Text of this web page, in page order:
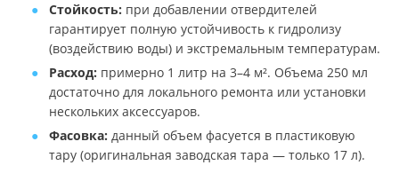
Стойкость: при добавлении отвердителей
гарантирует полную устойчивость к гидролизу
(воздействию воды) и экстремальным температурам.
Расход: примерно 1 литр на 3–4 м². Объема 250 мл
достаточно для локального ремонта или установки
нескольких аксессуаров.
Фасовка: данный объем фасуется в пластиковую
тару (оригинальная заводская тара — только 17 л).